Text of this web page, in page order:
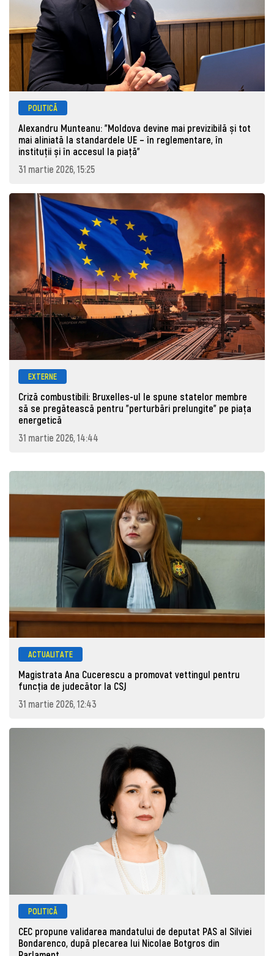
POLITICĂ
Alexandru Munteanu: "Moldova devine mai previzibilă și tot
mai aliniată la standardele UE – în reglementare, în
instituții și în accesul la piață"
31 martie 2026, 15:25
EXTERNE
Criză combustibili: Bruxelles-ul le spune statelor membre
să se pregătească pentru "perturbări prelungite" pe piața
energetică
31 martie 2026, 14:44
ACTUALITATE
Magistrata Ana Cucerescu a promovat vettingul pentru
funcția de judecător la CSJ
31 martie 2026, 12:43
POLITICĂ
CEC propune validarea mandatului de deputat PAS al Silviei
Bondarenco, după plecarea lui Nicolae Botgros din